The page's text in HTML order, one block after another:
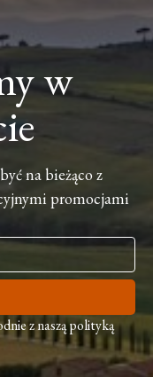
w
na bieżąco z
promocjami
z naszą polityką